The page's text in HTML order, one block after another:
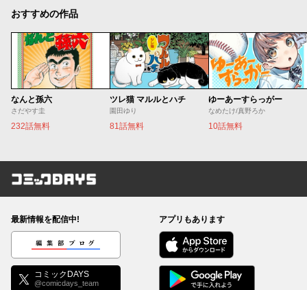
おすすめの作品
なんと孫六
さだやす圭
232話無料
ツレ猫 マルルとハチ
園田ゆり
81話無料
ゆーあーすらっがー
なめたけ/真野ろか
10話無料
コミックDAYS
最新情報を配信中!
編集部ブログ
コミックDAYS
@comicdays_team
アプリもあります